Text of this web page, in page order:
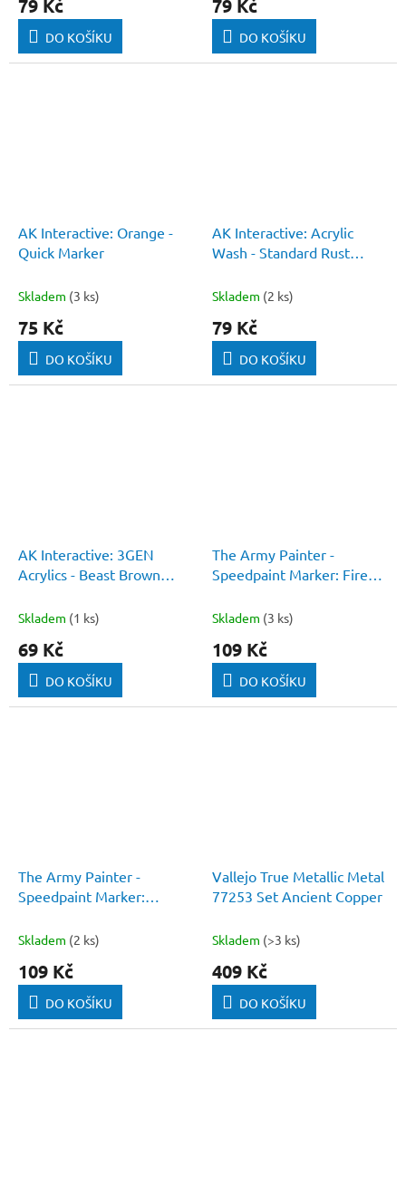
79 Kč
DO KOŠÍKU
79 Kč
DO KOŠÍKU
AK Interactive: Orange -
Quick Marker
Skladem (3 ks)
75 Kč
DO KOŠÍKU
AK Interactive: Acrylic
Wash - Standard Rust
Skladem (2 ks)
79 Kč
DO KOŠÍKU
AK Interactive: 3GEN
Acrylics - Beast Brown
Skladem (1 ks)
69 Kč
DO KOŠÍKU
The Army Painter -
Speedpaint Marker: Fire
Skladem (3 ks)
109 Kč
DO KOŠÍKU
The Army Painter -
Speedpaint Marker:
Skladem (2 ks)
109 Kč
DO KOŠÍKU
Vallejo True Metallic Metal
77253 Set Ancient Copper
Skladem (>3 ks)
409 Kč
DO KOŠÍKU